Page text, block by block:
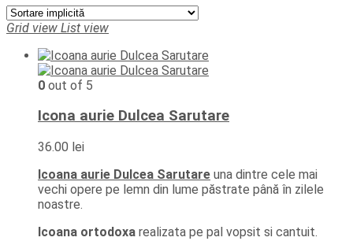
Grid view List view
0 out of 5
Icona aurie Dulcea Sarutare
36.00 lei
Icoana aurie Dulcea Sarutare una dintre cele mai
vechi opere pe lemn din lume păstrate până în zilele
noastre.
Icoana ortodoxa realizata pe pal vopsit si cantuit.